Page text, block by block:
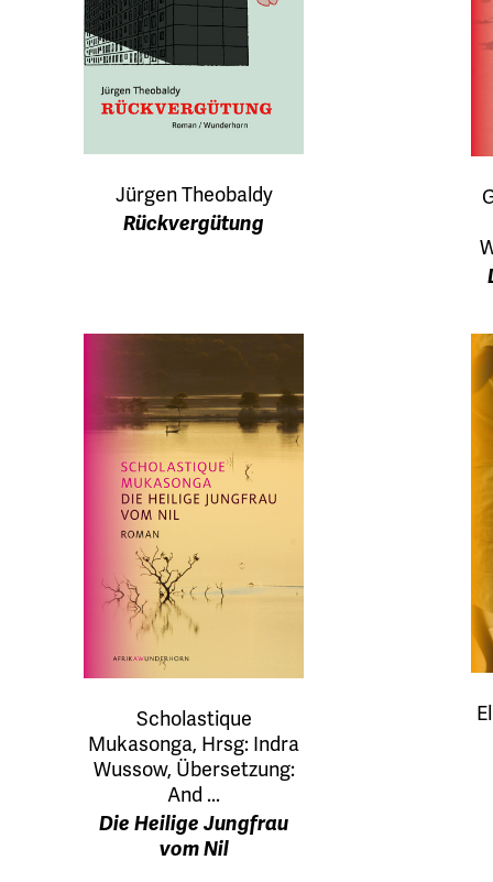
Jürgen Theobaldy
Rückvergütung
Scholastique
Mukasonga, Hrsg: Indra
Wussow, Übersetzung:
And ...
Die Heilige Jungfrau
vom Nil